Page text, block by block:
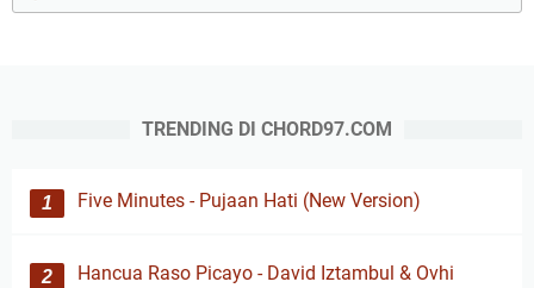
TRENDING DI CHORD97.COM
Five Minutes - Pujaan Hati (New Version)
Hancua Raso Picayo - David Iztambul & Ovhi